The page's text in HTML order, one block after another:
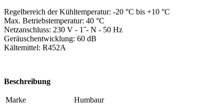
Regelbereich der Kühltemperatur: -20 °C bis +10 °C
Max. Betriebstemperatur: 40 °C
Netzanschluss: 230 V - 1˜- N - 50 Hz
Geräuschentwicklung: 60 dB
Kältemittel: R452A
Beschreibung
Marke
Humbaur